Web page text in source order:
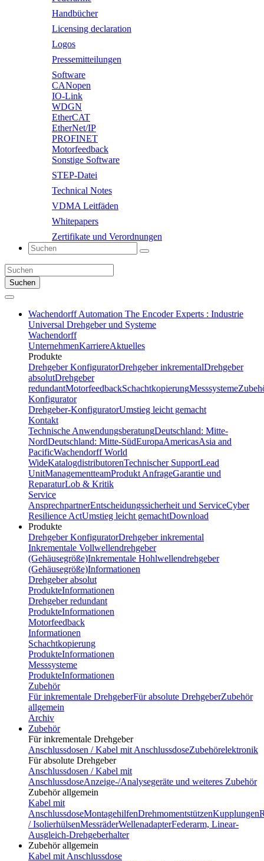
Handbücher
Licensing declaration
Logos
Pressemitteilungen
Software
CANopen
IO-Link
WDGN
EtherCAT
EtherNet/IP
PROFINET
Motorfeedback
Sonstige Software
STEP-Datei
Technical Notes
VDMA Leitfäden
Whitepapers
Zertifikate und Verordnungen
Suchen
Wachendorff Automation The Encoder Experts : Industrie
Universal Drehgeber und Systeme
Wachendorff
UnternehmenKarriereAktuelles
Produkte
Drehgeber KonfiguratorDrehgeber inkrementalDrehgeber
absolutDrehgeber
redundantMotorfeedbackSchachtkopierungMesssysteme
Konfigurator
Drehgeber-KonfiguratorUmstieg leicht gemacht
Kontakt
Technische AnwendungsberatungDeutschland: Mitte-
NordDeutschland: Mitte-SüdEuropaAmericasAsia and
PacificWachendorff World
WideKatalogdistributorenTechnischer SupportLead
UnitManagementteamProdukt AnfrageGarantie und
ReparaturLob & Kritik
Service
AnsprechpartnerEntscheidungssicherheit und ServiceCyber
Resilience ActUmstieg leicht gemachtDownload
Produkte
Drehgeber KonfiguratorDrehgeber inkremental
Inkrementale Vollwellendrehgeber
(Gehäusegröße)Inkrementale Hohlwellendrehgeber
(Gehäusegröße)Informationen
Drehgeber absolut
ProdukteInformationen
Drehgeber redundant
ProdukteInformationen
Motorfeedback
Informationen
Schachtkopierung
ProdukteInformationen
Messsysteme
ProdukteInformationen
Zubehör
Für inkrementale DrehgeberFür absolute DrehgeberZubehör
allgemein
Archiv
Zubehör
Für inkrementale Drehgeber
Anschlussdosen / Kabel mit AnschlussdoseZubehörelektronik
Für absolute Drehgeber
Anschlussdosen / Kabel mit
AnschlussdoseAnzeige-/Analysegeräte und weiteres Zubehör
Zubehör allgemein
Kabel mit
AnschlussdoseMontagehilfenDrehmomentstützenKupplungen
/ IsolierhülsenMessräderWellenadapterFederarm, Linear-
Ausgleich-Drehgeberhalter
Zubehör allgemein
Kabel mit Anschlussdose